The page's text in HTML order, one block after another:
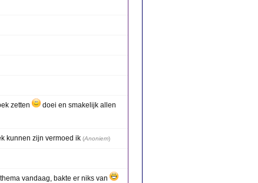
zetten doei en smakelijk allen
kunnen zijn vermoed ik (Anoniem)
vandaag, bakte er niks van